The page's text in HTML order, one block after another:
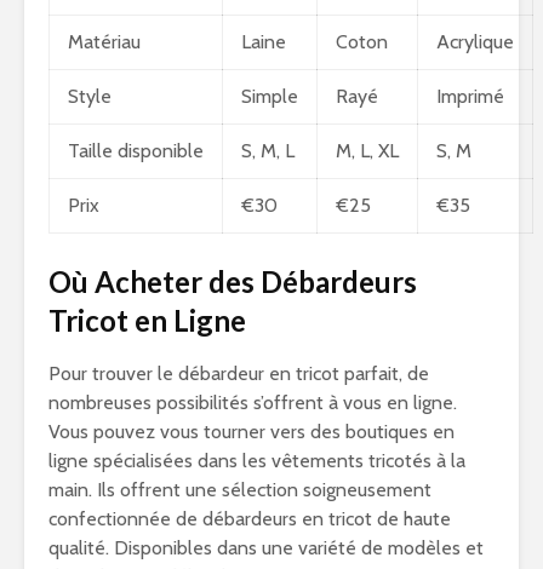
Matériau Laine Coton Acrylique
Style Simple Rayé Imprimé
Taille disponible S, M, L M, L, XL S, M
Prix €30 €25 €35
Où Acheter des Débardeurs
Tricot en Ligne
Pour trouver le débardeur en tricot parfait, de
nombreuses possibilités s’offrent à vous en ligne.
Vous pouvez vous tourner vers des boutiques en
ligne spécialisées dans les vêtements tricotés à la
main. Ils offrent une sélection soigneusement
confectionnée de débardeurs en tricot de haute
qualité. Disponibles dans une variété de modèles et